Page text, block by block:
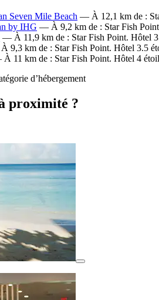
Seven Mile Beach — À 12,1 km de :
by IHG — À 9,2 km de : Star Fish
— À 11,9 km de : Star Fish Point. Hôtel
9,3 km de : Star Fish Point. Hôtel 3.5
11 km de : Star Fish Point. Hôtel 4
d’hébergement
proximité ?